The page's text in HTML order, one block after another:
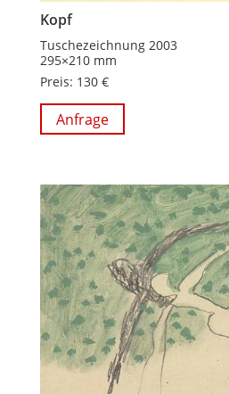
Kopf
Tuschezeichnung 2003
295×210 mm
Preis: 130 €
Anfrage